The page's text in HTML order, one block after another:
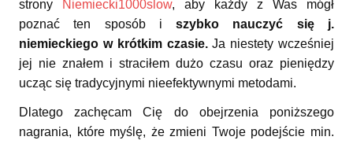
strony Niemiecki1000slow, aby każdy z Was mógł
poznać ten sposób iszybko nauczyć się j.
niemieckiego w krótkim czasie.Ja niestety wcześniej
jej nie znałem i straciłem dużo czasu oraz pieniędzy
ucząc się tradycyjnymi nieefektywnymi metodami.
Dlatego zachęcam Cię do obejrzenia poniższego
nagrania, które myślę, że zmieni Twoje podejście min.